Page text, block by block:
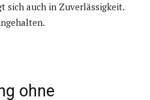
sich auch in Zuverlässigkeit.
ohne